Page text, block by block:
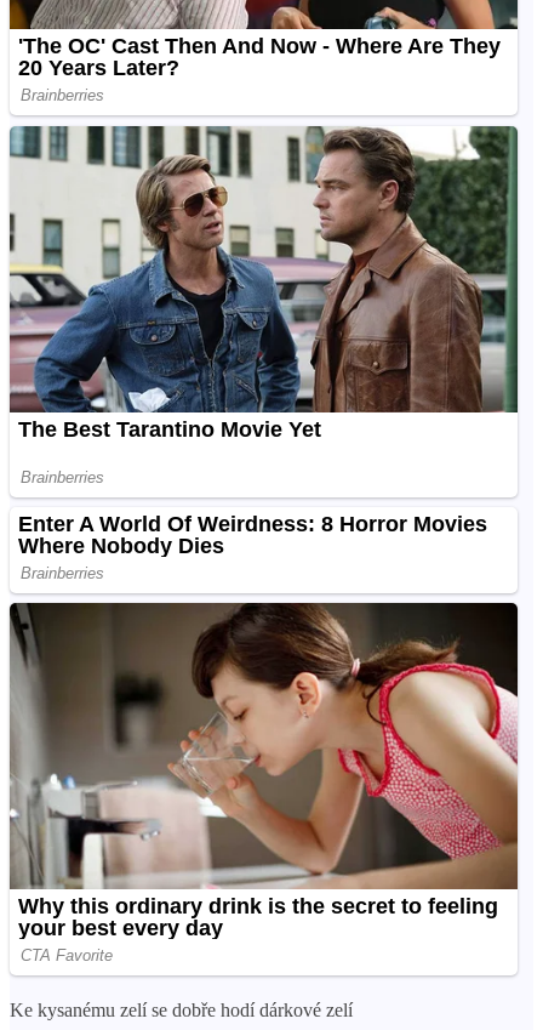
Ke kysanému zelí se dobře hodí dárkové zelí